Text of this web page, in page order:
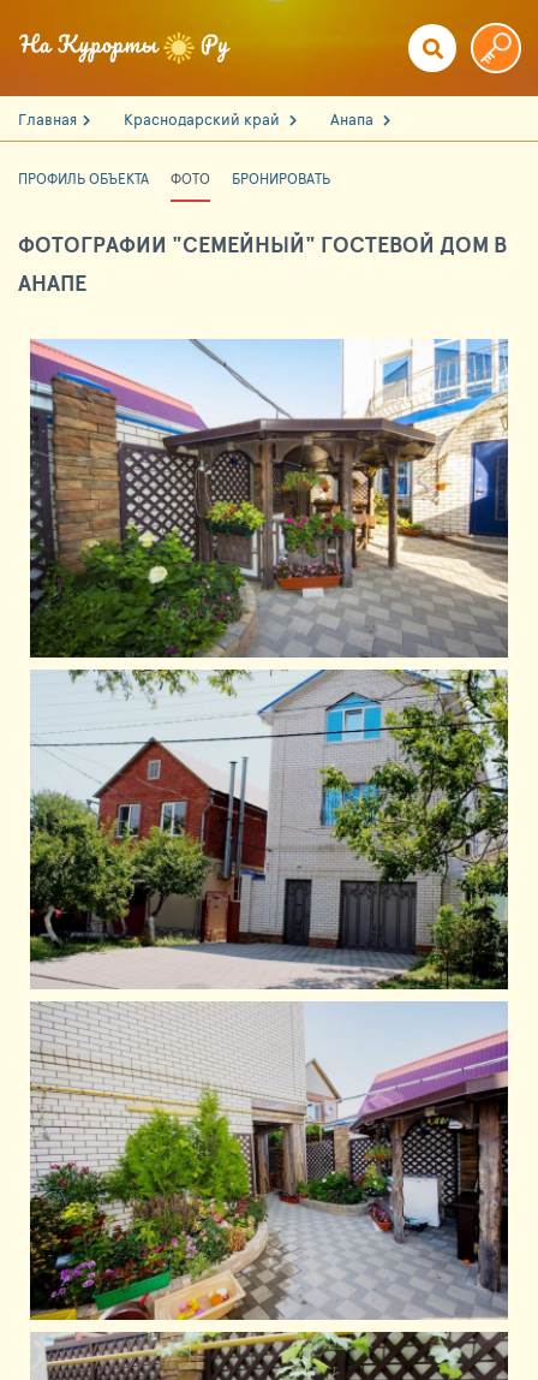
Главная Краснодарский край Анапа
ПРОФИЛЬ ОБЪЕКТА ФОТО БРОНИРОВАТЬ
ФОТОГРАФИИ "СЕМЕЙНЫЙ" ГОСТЕВОЙ ДОМ В
АНАПЕ